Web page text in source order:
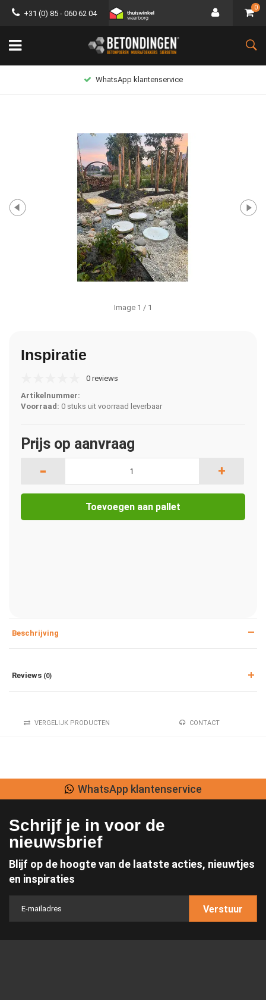
+31 (0) 85 - 060 62 04
0
WhatsApp klantenservice
Image 1 / 1
Inspiratie
0 reviews
Artikelnummer:
Voorraad: 0 stuks uit voorraad leverbaar
Prijs op aanvraag
- +
Toevoegen aan pallet
Beschrijving
Reviews (0)
VERGELIJK PRODUCTEN CONTACT
WhatsApp klantenservice
Schrijf je in voor de
nieuwsbrief
Blijf op de hoogte van de laatste acties, nieuwtjes
en inspiraties
Verstuur